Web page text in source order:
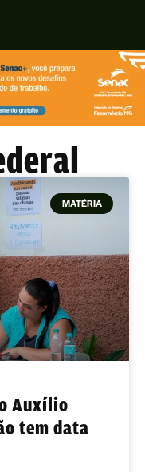
MATÉRIA
Auxílio
tem data